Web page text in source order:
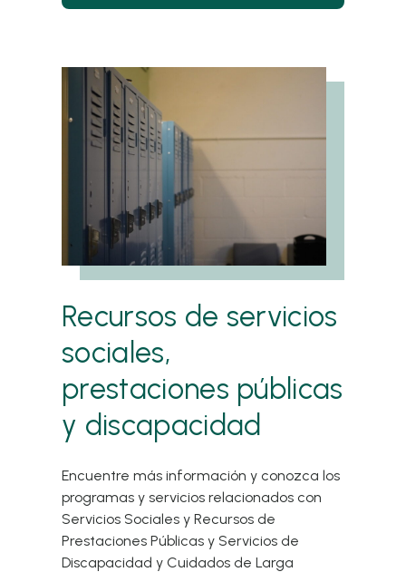
Recursos de servicios
sociales,
prestaciones públicas
y discapacidad
Encuentre más información y conozca los
programas y servicios relacionados con
Servicios Sociales y Recursos de
Prestaciones Públicas y Servicios de
Discapacidad y Cuidados de Larga